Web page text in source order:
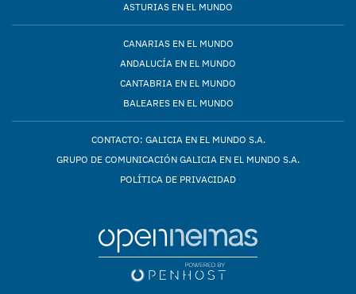
ASTURIAS EN EL MUNDO
CANARIAS EN EL MUNDO
ANDALUCÍA EN EL MUNDO
CANTABRIA EN EL MUNDO
BALEARES EN EL MUNDO
CONTACTO: GALICIA EN EL MUNDO S.A.
GRUPO DE COMUNICACIÓN GALICIA EN EL MUNDO S.A.
POLÍTICA DE PRIVACIDAD